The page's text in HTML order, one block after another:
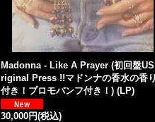
Madonna - Like A Prayer (初回盤
riginal Press !!マドンナの香水の香
付き！プロモパンフ付き！) (LP)
30,000円(税込)